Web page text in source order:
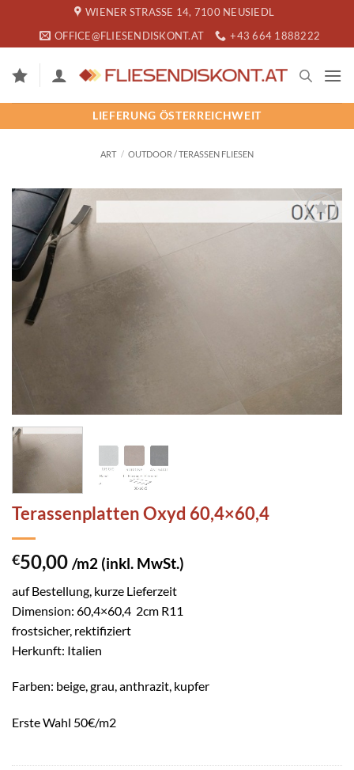
springen
WIENER STRASSE 14, 7100 NEUSIEDL
OFFICE@FLIESENDISKONT.AT
+43 664 1888222
LIEFERUNG ÖSTERREICHWEIT
ART / OUTDOOR / TERASSEN FLIESEN
Terassenplatten Oxyd 60,4×60,4
€50,00 /m2 (inkl. MwSt.)
auf Bestellung, kurze Lieferzeit
Dimension: 60,4×60,4 2cm R11
frostsicher, rektifiziert
Herkunft: Italien
Farben: beige, grau, anthrazit, kupfer
Erste Wahl 50€/m2